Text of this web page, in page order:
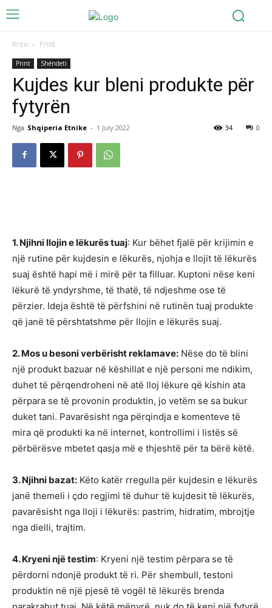
Kreu Print
Print Shëndeti
Kujdes kur bleni produkte për
fytyrën
Nga Shqiperia Etnike - 1 July 2022 0
34
1. Njihni llojin e lëkurës tuaj: Kur bëhet fjalë për krijimin e
një rutine për kujdesin e lëkurës, njohja e llojit të lëkurës
suaj është hapi më i mirë për ta filluar. Kuptoni nëse keni
lëkurë të yndyrshme, të thatë, të ndjeshme ose të
përzier. Ideja është të përfshini në rutinën tuaj produkte
që janë të përshtatshme për llojin e lëkurës suaj.
2. Mos u besoni verbërisht reklamave: Nëse do të blini
një produkt bazuar në këshillat e një personi me ndikim,
duhet të përqendroheni në atë lloj lëkure që kishin ata
përpara se të provonin produktin, jo vetëm se sa bukur
duket tani. Pavarësisht nga përqindja e komenteve të
mira që produkti ka në internet, kontrollimi i listës së
përbërësve mbetet qasja më e thjeshtë për ta bërë këtë.
3. Njihni bazat: Këto katër rregulla për kujdesin e lëkurës
janë themeli i çdo regjimi të duhur të kujdesit të lëkurës,
pavarësisht nga lloji i lëkurës: pastrim, hidratim, mbrojtje
nga dielli, trajtim.
4. Kryeni një testim: Kryeni një testim përpara se të
përdorni ndonjë produkt të ri. Për shembull, testoni
produktin në një pjesë të vogël të lëkurës brenda